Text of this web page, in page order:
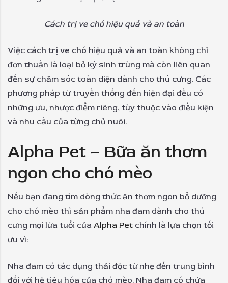
Cách trị ve chó hiệu quả và an toàn
Việc cách trị ve chó hiệu quả và an toàn không chỉ
đơn thuần là loại bỏ ký sinh trùng mà còn liên quan
đến sự chăm sóc toàn diện dành cho thú cưng. Các
phương pháp từ truyền thống đến hiện đại đều có
những ưu, nhược điểm riêng, tùy thuộc vào điều kiện
và nhu cầu của từng chủ nuôi.
Alpha Pet – Bữa ăn thơm
ngon cho chó mèo
Nếu bạn đang tìm dòng thức ăn thơm ngon bổ dưỡng
cho chó mèo thì sản phẩm nha đam dành cho thú
cưng mọi lứa tuổi của Alpha Pet chính là lựa chọn tối
ưu vì:
Nha đam có tác dụng thải độc từ nhẹ đến trung bình
đối với hệ tiêu hóa của chó mèo. Nha đam có chứa